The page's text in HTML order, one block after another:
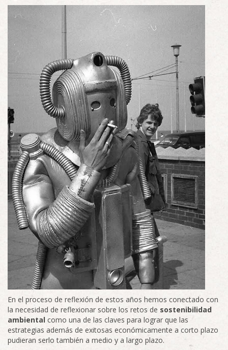
En el proceso de reflexión de estos años hemos conectado con
la necesidad de reflexionar sobre los retos de sostenibilidad
ambiental como una de las claves para lograr que las
estrategias además de exitosas económicamente a corto plazo
pudieran serlo también a medio y a largo plazo.